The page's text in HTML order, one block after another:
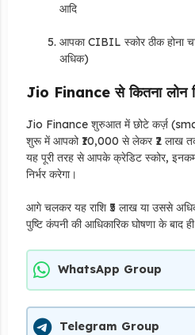
आदि
आपका CIBIL स्कोर ठीक होना
अधिक)
Jio Finance से कितना लोन
Jio Finance शुरुआत में छोटे कर्ज़
शुरू में आपको ₹10,000 से लेकर ₹2 लाख
यह पूरी तरह से आपके क्रेडिट स्कोर,
निर्भर करेगा।
आगे चलकर यह राशि ₹5 लाख या उससे
पुष्टि कंपनी की आधिकारिक घोषणा के बाद ही
WhatsApp Group
Telegram Group